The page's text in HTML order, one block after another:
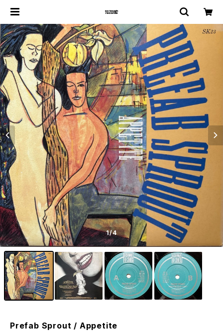
1/4
Prefab Sprout / Appetite